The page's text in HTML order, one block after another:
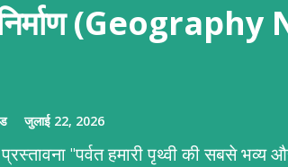
निर्माण
जुलाई 22, 2026
प्रस्तावना "पर्वत हमारी पृथ्वी की सबसे